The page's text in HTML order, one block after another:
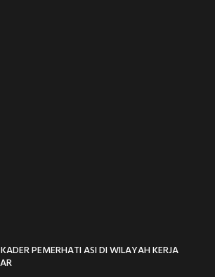
PEMERHATI ASI DI WILAYAH KERJA